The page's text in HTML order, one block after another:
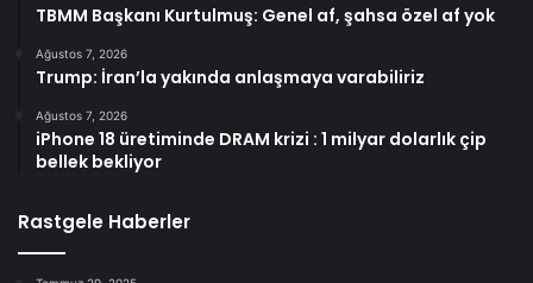
TBMM Başkanı Kurtulmuş: Genel af, şahsa özel af yok
Ağustos 7, 2026
Trump: İran’la yakında anlaşmaya varabiliriz
Ağustos 7, 2026
iPhone 18 üretiminde DRAM krizi : 1 milyar dolarlık çip
bellek bekliyor
Rastgele Haberler